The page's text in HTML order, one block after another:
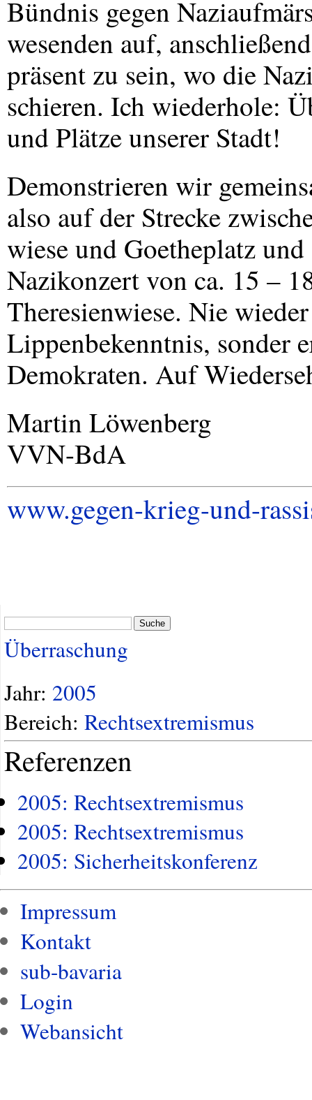
Bündnis gegen
wesenden auf,
präsent zu sein, wo die
schieren. Ich wiederhole:
und Plätze unserer Stadt!
Demonstrieren wir
also auf der Strecke
wiese und Goetheplatz
Nazikonzert von ca. 15 –
Theresienwiese. Nie
Lippenbekenntnis, sonder
Demokraten. Auf
Martin Löwenberg
VVN-BdA
www.gegen-krieg-und-
Suche
Überraschung
Jahr: 2005
Bereich: Rechtsextremismus
Referenzen
2005: Rechtsextremismus
2005: Rechtsextremismus
2005: Sicherheitskonferenz
Impressum
Kontakt
sub-bavaria
Login
Webansicht